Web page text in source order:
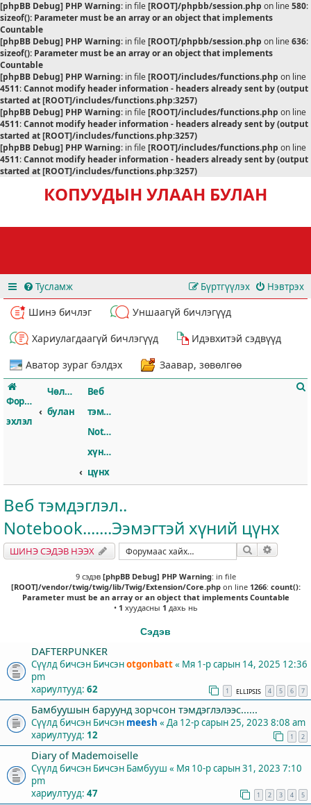
[phpBB Debug] PHP Warning: in file[ROOT]/phpbb/session.php on line580:
sizeof(): Parameter must be an array or an object that implements
Countable
[phpBB Debug] PHP Warning: in file[ROOT]/phpbb/session.php on line636:
sizeof(): Parameter must be an array or an object that implements
Countable
[phpBB Debug] PHP Warning: in file[ROOT]/includes/functions.php on line
4511:Cannot modify header information - headers already sent by (output
started at [ROOT]/includes/functions.php:3257)
[phpBB Debug] PHP Warning: in file[ROOT]/includes/functions.php on line
4511:Cannot modify header information - headers already sent by (output
started at [ROOT]/includes/functions.php:3257)
[phpBB Debug] PHP Warning: in file[ROOT]/includes/functions.php on line
4511:Cannot modify header information - headers already sent by (output
started at [ROOT]/includes/functions.php:3257)
КОПУУДЫН УЛААН БУЛАН
Тусламж Нэвтрэх
Бүртгүүлэх
Шинэ бичлэг
Уншаагүй бичлэгүүд
Хариулагдаагүй бичлэгүүд
Идэвхитэй сэдвүүд
Аватор зураг бэлдэх
Заавар, зөвөлгөө
Форумын
эхлэл
Чөлөөт
булан
Веб
тэмдэглэл..
Notebook.......Ээмэгтэй
хүний
цүнх
Веб тэмдэглэл..
Notebook.......Ээмэгтэй хүний цүнх
ШИНЭ СЭДЭВ НЭЭХ Хайлт
9 сэдэв [phpBB Debug] PHP Warning: in file
[ROOT]/vendor/twig/twig/lib/Twig/Extension/Core.phpon line 1266: count():
Parameter must be an array or an object that implements Countable
• 1 хуудасны 1 дахь нь
Сэдэв
DAFTERPUNKER
Сүүлд бичсэн Бичсэнotgonbatt« Мя 1-р сарын 14, 2025 12:36
pm
хариултууд: 62 1 ELLIPSIS 4 5 6 7
Бамбуушын баруунд зорчсон тэмдэглэлээс......
Сүүлд бичсэн Бичсэн meesh « Да 12-р сарын 25, 2023 8:08 am
хариултууд: 12 1 2
Diary of Mademoiselle
Сүүлд бичсэн Бичсэн Бамбууш « Мя 10-р сарын 31, 2023 7:10
pm
хариултууд: 47 1 2 3 4 5